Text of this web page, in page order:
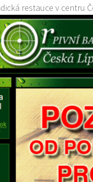
restauce v centru